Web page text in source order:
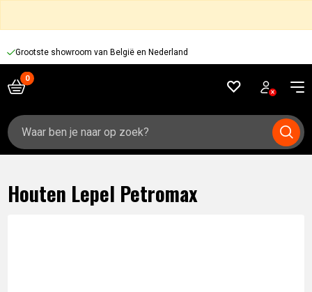
Grootste showroom van België en Nederland
Zoeken
naar:
Houten Lepel Petromax